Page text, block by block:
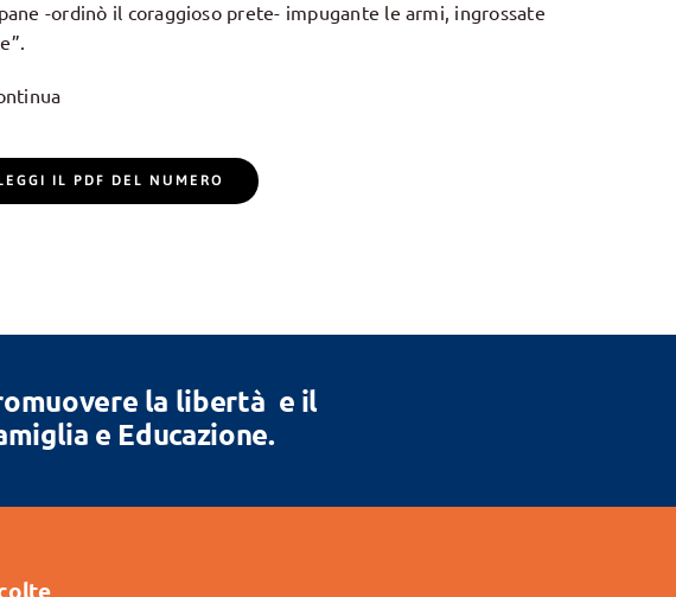
-ordinò il coraggioso prete- impugante le armi, ingrossate
IL PDF DEL NUMERO
la libertà e il
e Educazione.